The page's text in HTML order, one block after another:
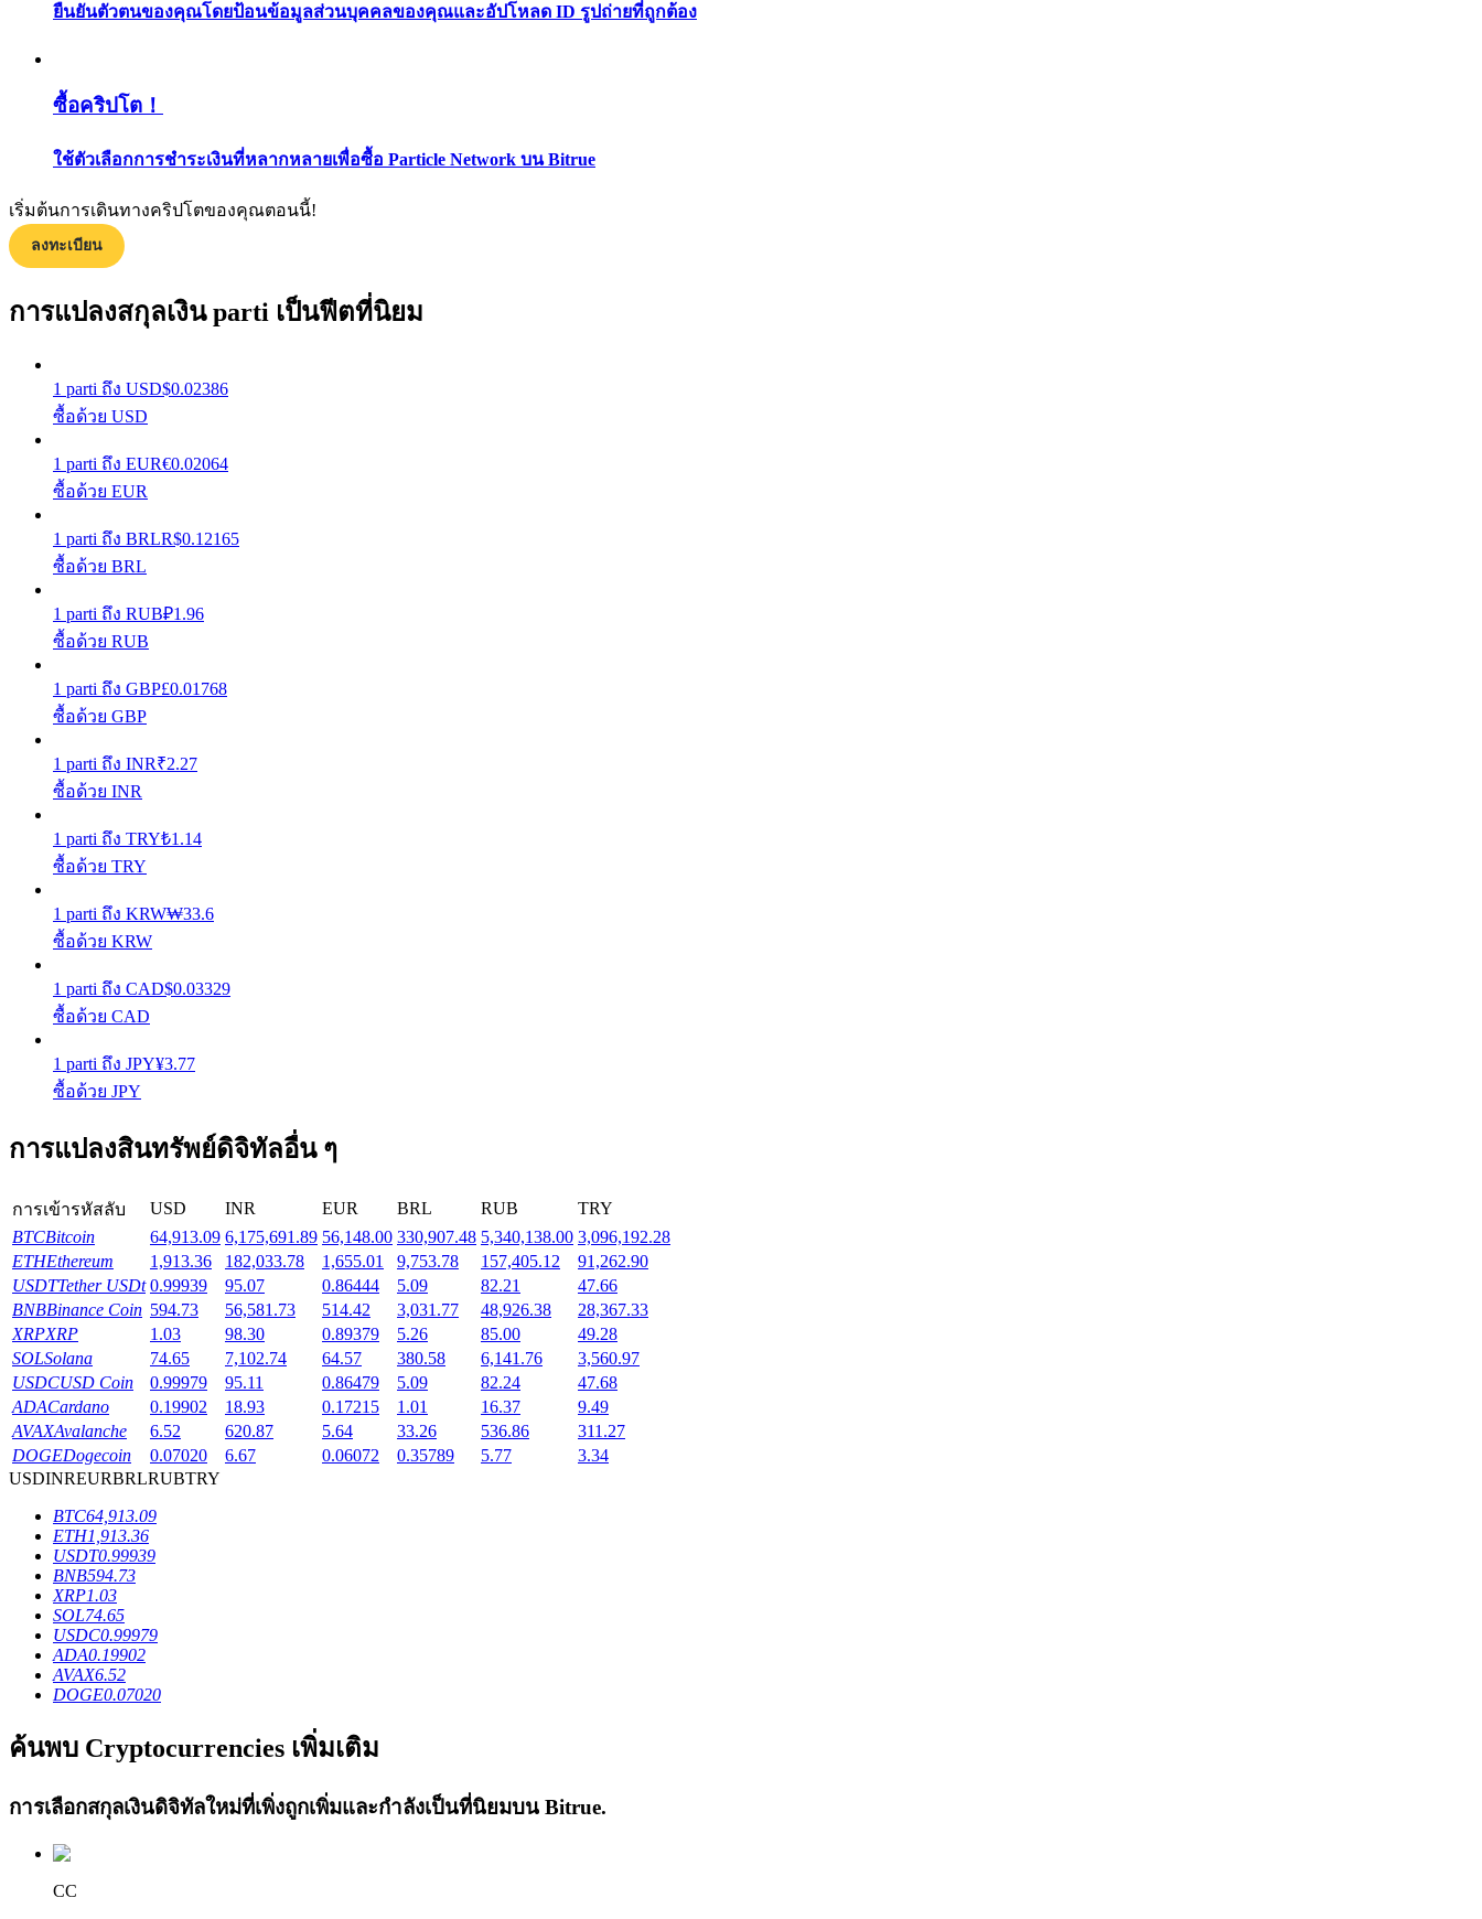
แนะนำ
คู่มือเริ่มต้นฟิวเจอร์ส
เรียนรู้วิธีการรักษาผลกำไร
ได้รับ
พาวเวอร์พิกกี้
รับรางวัลการแข่งขันทุกวัน
Launchpool
ยืนยันตัวตนของคุณโดยป้อนข้อมูลส่วนบุคคลของคุณและอัปโหลด ID รูปถ่ายที่ถูกต้อง
ซื้อคริปโต！
ใช้ตัวเลือกการชำระเงินที่หลากหลายเพื่อซื้อ Particle Network บน Bitrue
เริ่มต้นการเดินทางคริปโตของคุณตอนนี้!
ลงทะเบียน
การแปลงสกุลเงิน parti เป็นฟีตที่นิยม
1 parti ถึง USD$0.02386
ซื้อด้วย USD
1 parti ถึง EUR€0.02064
ซื้อด้วย EUR
1 parti ถึง BRLR$0.12165
ซื้อด้วย BRL
1 parti ถึง RUB₽1.96
ซื้อด้วย RUB
1 parti ถึง GBP£0.01768
ซื้อด้วย GBP
1 parti ถึง INR₹2.27
ซื้อด้วย INR
1 parti ถึง TRY₺1.14
ซื้อด้วย TRY
1 parti ถึง KRW₩33.6
ซื้อด้วย KRW
1 parti ถึง CAD$0.03329
ซื้อด้วย CAD
1 parti ถึง JPY¥3.77
ซื้อด้วย JPY
การแปลงสินทรัพย์ดิจิทัลอื่น ๆ
การเข้ารหัสลับ USD INR EUR BRL RUB
TRY
BTCBitcoin 64,913.09 6,175,691.89 56,148.00 330,907.48 5,340,138.00 3,096,192.28
ETHEthereum 1,913.36 182,033.78 1,655.01 9,753.78 157,405.12
91,262.90
USDTTether USDt 0.99939 95.07 0.86444 5.09 82.21
47.66
BNBBinance Coin 594.73 56,581.73 514.42 3,031.77 48,926.38
28,367.33
XRPXRP 1.03 98.30 0.89379 5.26 85.00
49.28
SOLSolana 74.65 7,102.74 64.57 380.58 6,141.76
3,560.97
USDCUSD Coin 0.99979 95.11 0.86479 5.09 82.24
47.68
ADACardano 0.19902 18.93 0.17215 1.01 16.37
9.49
AVAXAvalanche 6.52 620.87 5.64 33.26 536.86
311.27
DOGEDogecoin 0.07020 6.67 0.06072 0.35789 5.77
3.34
USDINREURBRLRUBTRY
BTC64,913.09
ETH1,913.36
USDT0.99939
BNB594.73
XRP1.03
SOL74.65
USDC0.99979
ADA0.19902
AVAX6.52
DOGE0.07020
ค้นพบ Cryptocurrencies เพิ่มเติม
การเลือกสกุลเงินดิจิทัลใหม่ที่เพิ่งถูกเพิ่มและกำลังเป็นที่นิยมบน Bitrue.
CC